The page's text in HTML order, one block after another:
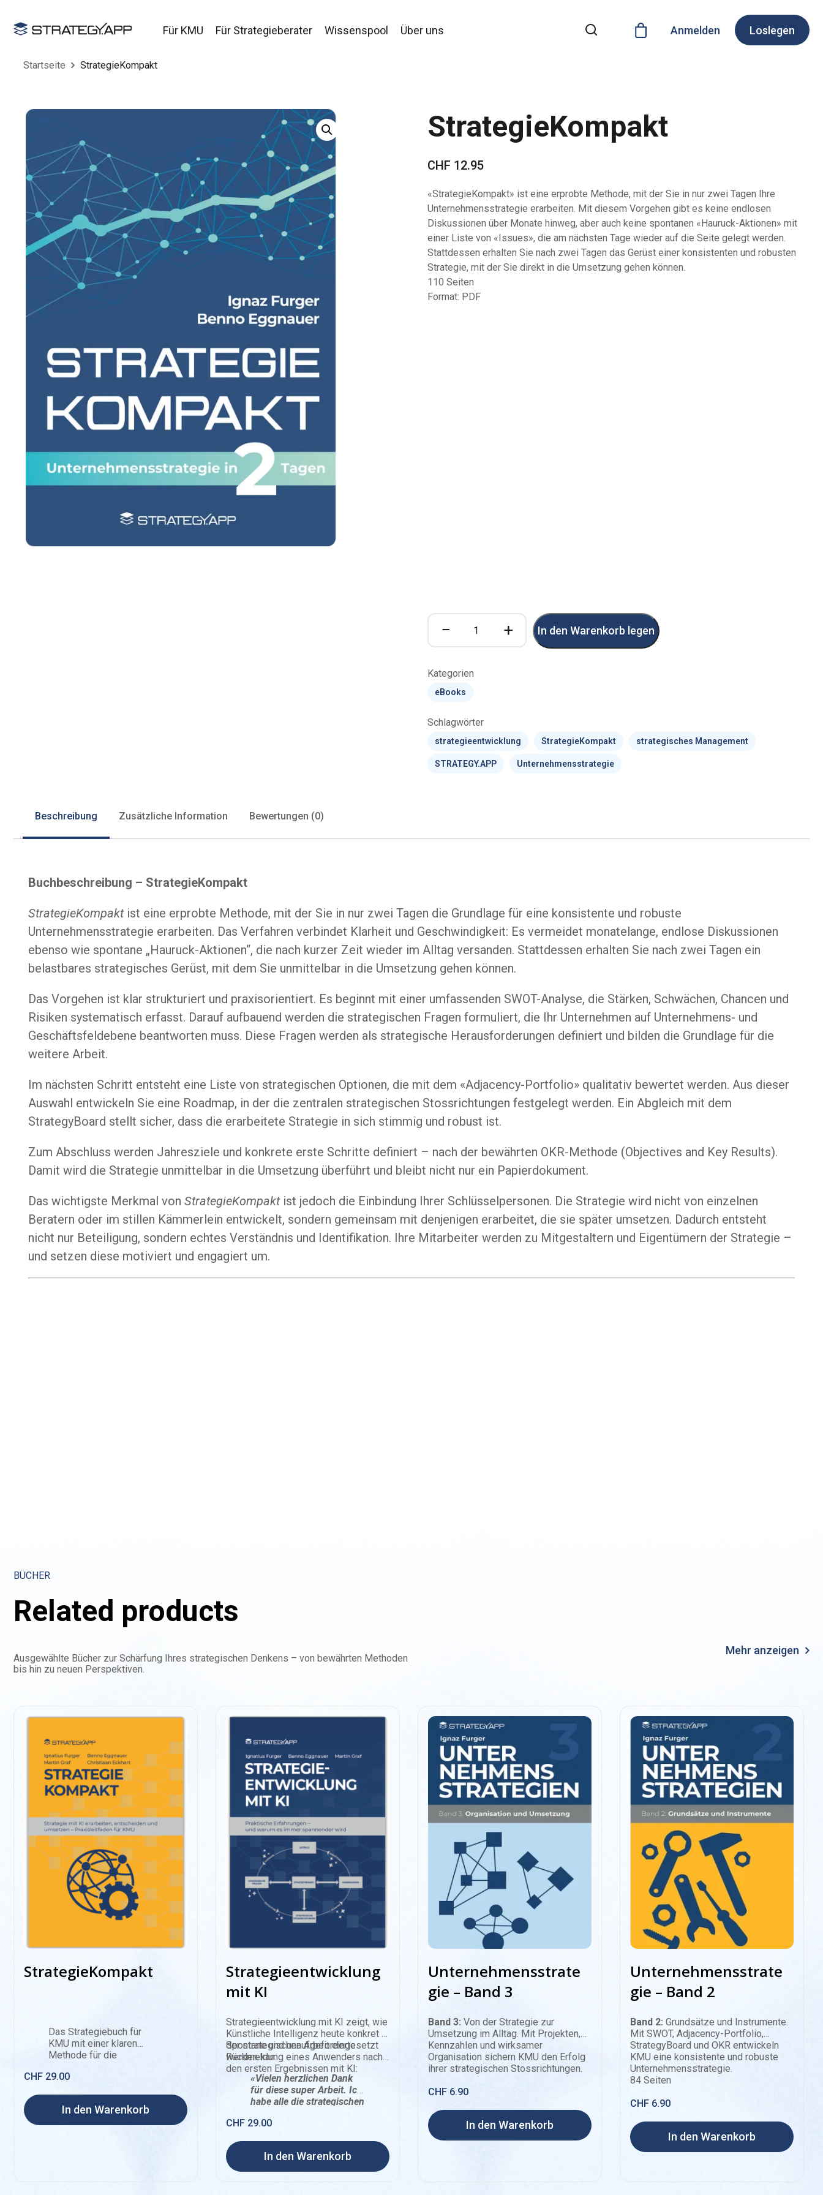
Für KMU Für Strategieberater Wissenspool Über uns Anmelden Loslegen
Startseite StrategieKompakt
StrategieKompakt
CHF 12.95
«StrategieKompakt» ist eine erprobte Methode, mit der Sie in nur zwei Tagen Ihre
Unternehmensstrategie erarbeiten. Mit diesem Vorgehen gibt es keine endlosen
Diskussionen über Monate hinweg, aber auch keine spontanen «Hauruck-Aktionen» mit
einer Liste von «Issues», die am nächsten Tage wieder auf die Seite gelegt werden.
Stattdessen erhalten Sie nach zwei Tagen das Gerüst einer konsistenten und robusten
Strategie, mit der Sie direkt in die Umsetzung gehen können.
110 Seiten
Format: PDF
−
StrategieKompakt
Menge
+ In den Warenkorb legen
Kategorien
eBooks
Schlagwörter
strategieentwicklung StrategieKompakt strategisches Management
STRATEGY.APP Unternehmensstrategie
Beschreibung Zusätzliche Information Bewertungen (0)
Buchbeschreibung – StrategieKompakt
StrategieKompaktist eine erprobte Methode, mit der Sie in nur zwei Tagen die Grundlage für eine konsistente und robuste
Unternehmensstrategie erarbeiten. Das Verfahren verbindet Klarheit und Geschwindigkeit: Es vermeidet monatelange, endlose Diskussionen
ebenso wie spontane „Hauruck-Aktionen“, die nach kurzer Zeit wieder im Alltag versanden. Stattdessen erhalten Sie nach zwei Tagen ein
belastbares strategisches Gerüst, mit dem Sie unmittelbar in die Umsetzung gehen können.
Das Vorgehen ist klar strukturiert und praxisorientiert. Es beginnt mit einer umfassenden SWOT-Analyse, die Stärken, Schwächen, Chancen und
Risiken systematisch erfasst. Darauf aufbauend werden die strategischen Fragen formuliert, die Ihr Unternehmen auf Unternehmens- und
Geschäftsfeldebene beantworten muss. Diese Fragen werden als strategische Herausforderungen definiert und bilden die Grundlage für die
weitere Arbeit.
Im nächsten Schritt entsteht eine Liste von strategischen Optionen, die mit dem «Adjacency-Portfolio» qualitativ bewertet werden. Aus dieser
Auswahl entwickeln Sie eine Roadmap, in der die zentralen strategischen Stossrichtungen festgelegt werden. Ein Abgleich mit dem
StrategyBoard stellt sicher, dass die erarbeitete Strategie in sich stimmig und robust ist.
Zum Abschluss werden Jahresziele und konkrete erste Schritte definiert – nach der bewährten OKR-Methode (Objectives and Key Results).
Damit wird die Strategie unmittelbar in die Umsetzung überführt und bleibt nicht nur ein Papierdokument.
Das wichtigste Merkmal von StrategieKompaktist jedoch die Einbindung Ihrer Schlüsselpersonen. Die Strategie wird nicht von einzelnen
Beratern oder im stillen Kämmerlein entwickelt, sondern gemeinsam mit denjenigen erarbeitet, die sie später umsetzen. Dadurch entsteht
nicht nur Beteiligung, sondern echtes Verständnis und Identifikation. Ihre Mitarbeiter werden zu Mitgestaltern und Eigentümern der Strategie –
und setzen diese motiviert und engagiert um.
BÜCHER
Related products
Ausgewählte Bücher zur Schärfung Ihres strategischen Denkens – von bewährten Methoden
bis hin zu neuen Perspektiven.
Mehr anzeigen
StrategieKompakt
Das Strategiebuch für
KMU mit einer klaren
Methode für die
Führungsteam. Von der
und Optionen bis zu
Stossrichtungen,
CHF 29.00
In den Warenkorb
Strategieentwicklung
mit KI
Strategieentwicklung mit KI zeigt, wie
Künstliche Intelligenz heute konkret in
der strategischen Arbeit eingesetzt
werden kan.
Spontane und unaufgeforderte
Rückmeldung eines Anwenders nach
den ersten Ergebnissen mit KI:
«Vielen herzlichen Dank
für diese super Arbeit. Ich
habe alle die strategischen
bin vom Resultat sehr
CHF 29.00
In den Warenkorb
Unternehmensstrate
gie – Band 3
Band 3: Von der Strategie zur
Umsetzung im Alltag. Mit Projekten,
Kennzahlen und wirksamer
Organisation sichern KMU den Erfolg
ihrer strategischen Stossrichtungen.
PDF
CHF 6.90
In den Warenkorb
Unternehmensstrate
gie – Band 2
Band 2: Grundsätze und Instrumente.
Mit SWOT, Adjacency-Portfolio,
StrategyBoard und OKR entwickeln
KMU eine konsistente und robuste
Unternehmensstrategie.
84 Seiten
CHF 6.90
In den Warenkorb